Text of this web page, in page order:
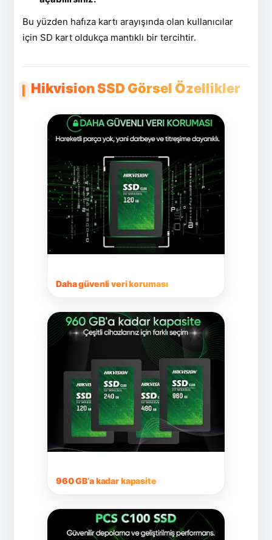
Bu yüzden hafıza kartı arayışında olan kullanıcılar
için SD kart oldukça mantıklı bir tercihtir.
Hikvision SSD Görsel Özellikler
Daha güvenli veri koruması
960 GB’a kadar kapasite